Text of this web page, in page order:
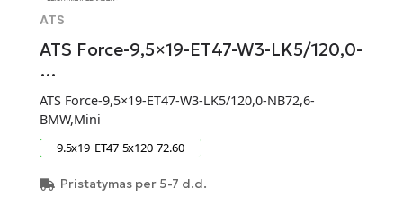
ATS
ATS Force-9,5×19-ET47-W3-LK5/120,0-
…
ATS Force-9,5×19-ET47-W3-LK5/120,0-NB72,6-
BMW,Mini
9.5x19 ET47 5x120 72.60
Pristatymas per 5-7 d.d.